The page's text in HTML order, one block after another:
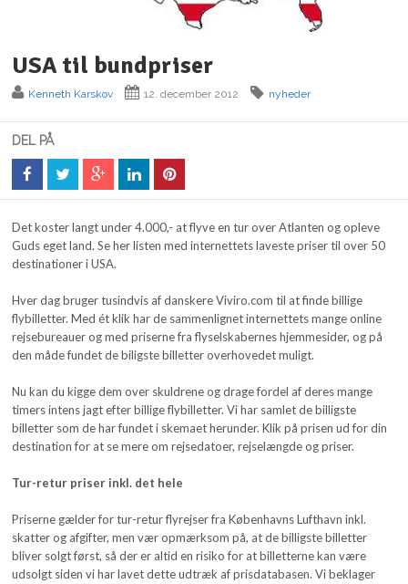
USA til bundpriser
Kenneth Karskov 12. december 2012 nyheder
DEL PÅ
Det koster langt under 4.000,- at flyve en tur over Atlanten og opleve
Guds eget land. Se her listen med internettets laveste priser til over 50
destinationer i USA.
Hver dag bruger tusindvis af danskere Viviro.com til at finde billige
flybilletter. Med ét klik har de sammenlignet internettets mange online
rejsebureauer og med priserne fra flyselskabernes hjemmesider, og på
den måde fundet de biligste billetter overhovedet muligt.
Nu kan du kigge dem over skuldrene og drage fordel af deres mange
timers intens jagt efter billige flybilletter. Vi har samlet de billigste
billetter som de har fundet i skemaet herunder. Klik på prisen ud for din
destination for at se mere om rejsedatoer, rejselængde og priser.
Tur-retur priser inkl. det hele
Priserne gælder for tur-retur flyrejser fra Københavns Lufthavn inkl.
skatter og afgifter, men vær opmærksom på, at de billigste billetter
bliver solgt først, så der er altid en risiko for at billetterne kan være
udsolgt siden vi har lavet dette udtræk af prisdatabasen. Vi beklager